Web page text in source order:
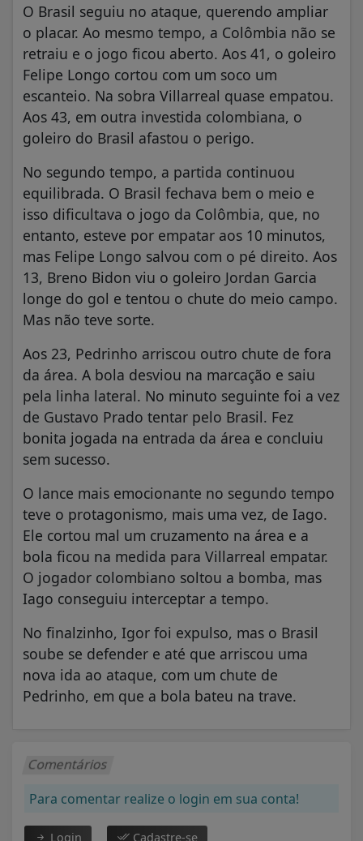
O Brasil seguiu no ataque, querendo ampliar
o placar. Ao mesmo tempo, a Colômbia não se
retraiu e o jogo ficou aberto. Aos 41, o goleiro
Felipe Longo cortou com um soco um
escanteio. Na sobra Villarreal quase empatou.
Aos 43, em outra investida colombiana, o
goleiro do Brasil afastou o perigo.
No segundo tempo, a partida continuou
equilibrada. O Brasil fechava bem o meio e
isso dificultava o jogo da Colômbia, que, no
entanto, esteve por empatar aos 10 minutos,
mas Felipe Longo salvou com o pé direito. Aos
13, Breno Bidon viu o goleiro Jordan Garcia
longe do gol e tentou o chute do meio campo.
Mas não teve sorte.
Aos 23, Pedrinho arriscou outro chute de fora
da área. A bola desviou na marcação e saiu
pela linha lateral. No minuto seguinte foi a vez
de Gustavo Prado tentar pelo Brasil. Fez
bonita jogada na entrada da área e concluiu
sem sucesso.
O lance mais emocionante no segundo tempo
teve o protagonismo, mais uma vez, de Iago.
Ele cortou mal um cruzamento na área e a
bola ficou na medida para Villarreal empatar.
O jogador colombiano soltou a bomba, mas
Iago conseguiu interceptar a tempo.
No finalzinho, Igor foi expulso, mas o Brasil
soube se defender e até que arriscou uma
nova ida ao ataque, com um chute de
Pedrinho, em que a bola bateu na trave.
Comentários
Para comentar realize o login em sua conta!
Login Cadastre-se